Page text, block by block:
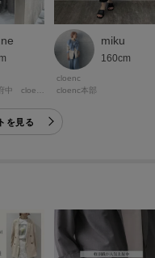
miku
160cm
cloenc
cloenc本部
を見る